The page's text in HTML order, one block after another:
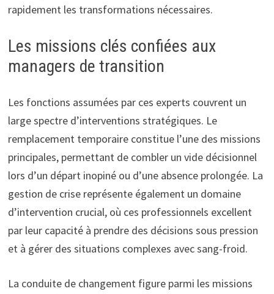
rapidement les transformations nécessaires.
Les missions clés confiées aux
managers de transition
Les fonctions assumées par ces experts couvrent un
large spectre d’interventions stratégiques. Le
remplacement temporaire constitue l’une des missions
principales, permettant de combler un vide décisionnel
lors d’un départ inopiné ou d’une absence prolongée. La
gestion de crise représente également un domaine
d’intervention crucial, où ces professionnels excellent
par leur capacité à prendre des décisions sous pression
et à gérer des situations complexes avec sang-froid.
La conduite de changement figure parmi les missions